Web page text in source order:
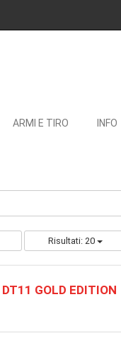
ARMI E TIRO INFO
Risultati: 20
GOLD EDITION